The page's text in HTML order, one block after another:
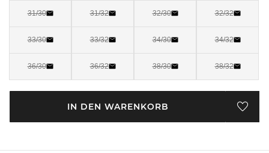
31/30 31/32 32/30 32/32
33/30 33/32 34/30 34/32
36/30 36/32 38/30 38/32
IN DEN WARENKORB